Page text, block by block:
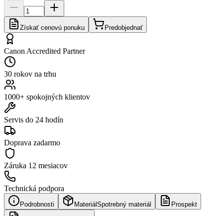
Získať cenovú ponuku Predobjednať
Canon Accredited Partner
30 rokov na trhu
1000+ spokojných klientov
Servis do 24 hodín
Doprava zadarmo
Záruka 12 mesiacov
Technická podpora
Podrobnosti Materiál Spotrebný materiál Prospekt